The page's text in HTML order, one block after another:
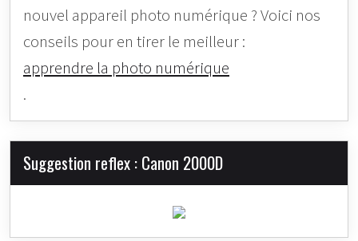
nouvel appareil photo numérique ? Voici nos
conseils pour en tirer le meilleur :
apprendre la photo numérique
.
Suggestion reflex : Canon 2000D